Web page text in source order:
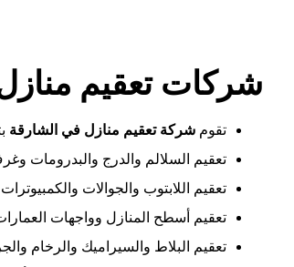
شركات تعقيم
تقوم شركة تعقيم منازل في الشارقة
تعقيم السلالم والدرج والبدرومات
تعقيم اللابتوب والجوالات
تعقيم أسطح المنازل وواجهات
تعقيم البلاط والسيراميك والرخام